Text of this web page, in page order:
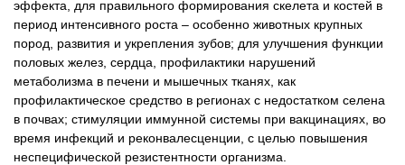
эффекта, для правильного формирования скелета и костей в
период интенсивного роста – особенно животных крупных
пород, развития и укрепления зубов; для улучшения функции
половых желез, сердца, профилактики нарушений
метаболизма в печени и мышечных тканях, как
профилактическое средство в регионах с недостатком селена
в почвах; стимуляции иммунной системы при вакцинациях, во
время инфекций и реконвалесценции, с целью повышения
неспецифической резистентности организма.